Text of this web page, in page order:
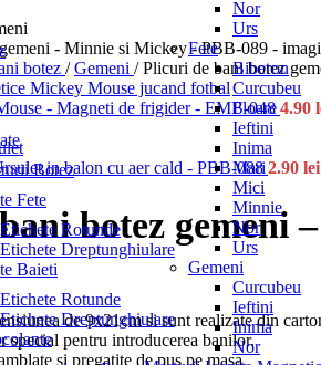
Nor
Urs
Fete
Biberon
Curcubeu
Floare
Ieftini
Inima
Mari
Mici
Minnie
Nor
Urs
Gemeni
Curcubeu
Ieftini
Inima
Nor
Botez
Fete
Etichete Rotunde
Etichete Dreptunghiulare
Baieti
Etichete Rotunde
Etichete Dreptunghiulare
botez / Gemeni / Plicuri de bani botez
- Magneti de frigider - EMB-0484.90
in balon cu aer cald - PBB-0882.90 lei
botez gemeni
de 9x21cm si sunt realizate din
special pentru introducerea banilor.
si pregatite de pus pe masa.